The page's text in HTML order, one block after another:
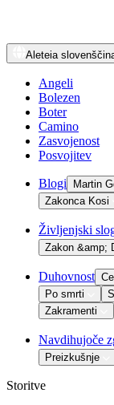
Aleteia
Angeli
Bolezen
Boter
Camino
Zasvojenost
Posvojitev
Blogi Martin
Zakonca Kosi
Življenjski
Zakon &amp;
Duhovnost
Po smrti
Zakramenti
Navdihujoče
Preizkušnje
Storitve